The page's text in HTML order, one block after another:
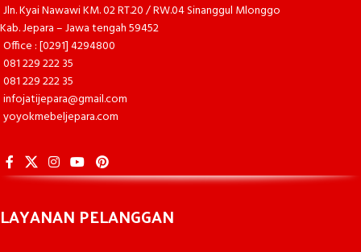
Jln. Kyai Nawawi KM. 02 RT.20 / RW.04 Sinanggul Mlonggo
Kab. Jepara – Jawa tengah 59452
Office : [0291] 4294800
081 229 222 35
081 229 222 35
infojatijepara@gmail.com
yoyokmebeljepara.com
LAYANAN PELANGGAN